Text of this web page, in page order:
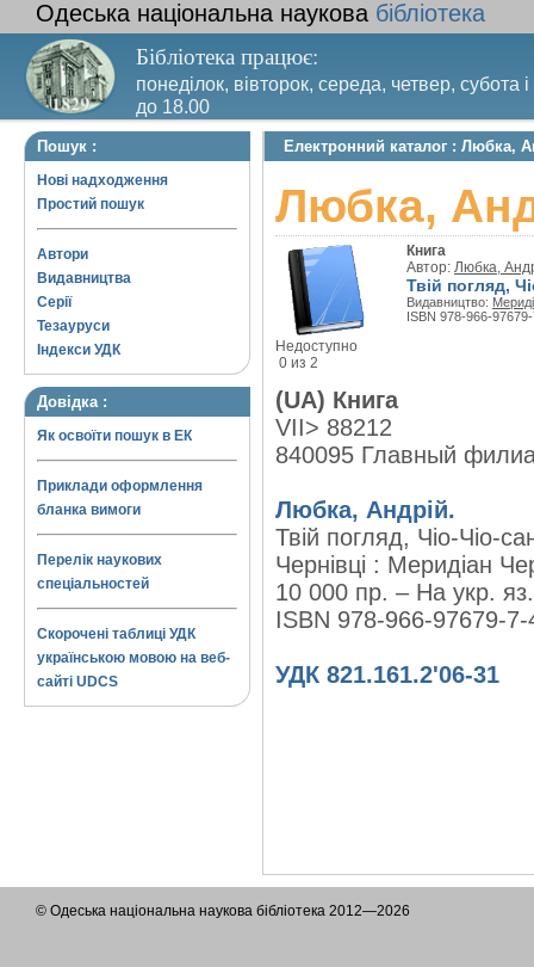
Одеська національна наукова бібліотека
Бібліотека працює:
понеділок, вівторок, середа, четвер, субота
до 18.00
Вихідний день – п’ятниця. Останній четвер
Пошук :
Нові надходження
Простий пошук
Автори
Видавництва
Серії
Тезауруси
Індекси УДК
Довідка :
Як освоїти пошук в ЕК
Приклади оформлення
бланка вимоги
Перелік наукових
спеціальностей
Скорочені таблиці УДК
українською мовою на веб-
сайті UDCS
Електронний каталог : Любка,
Любка,
Недоступно
0 из 2
Книга
Автор: Любка,
Твій погляд,
Видавництво:
ISBN 978-966-
(UA) Книга
VII> 88212
840095 Главный
Любка, Андрій.
Твій погляд, Чіо-Чіо-
Чернівці : Меридіан
10 000 пр. – На укр. яз.
ISBN 978-966-97679-7-
УДК 821.161.2'06-31
© Одеська національна наукова бібліотека 2012—2026